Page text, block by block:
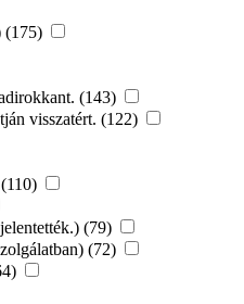
(175)
(143)
visszatért. (122)
(79)
(72)